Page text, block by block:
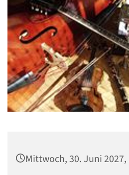
Mittwoch, 30. Juni 2027,